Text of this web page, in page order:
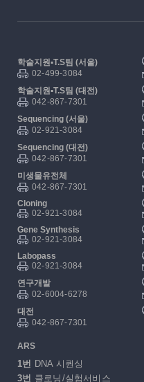
학술지원▪T.S팀 (서울)
02-499-3084
학술지원▪T.S팀 (대전)
042-867-7301
Sequencing (서울)
02-921-3084
Sequencing (대전)
042-867-7301
미생물유전체
042-867-7301
Cloning
02-921-3084
Gene Synthesis
02-921-3084
Labopass
02-921-3084
연구개발
02-6004-6278
대전
042-867-7301
ARS
1번 DNA 시퀀싱
3번 클로닝/실험서비스